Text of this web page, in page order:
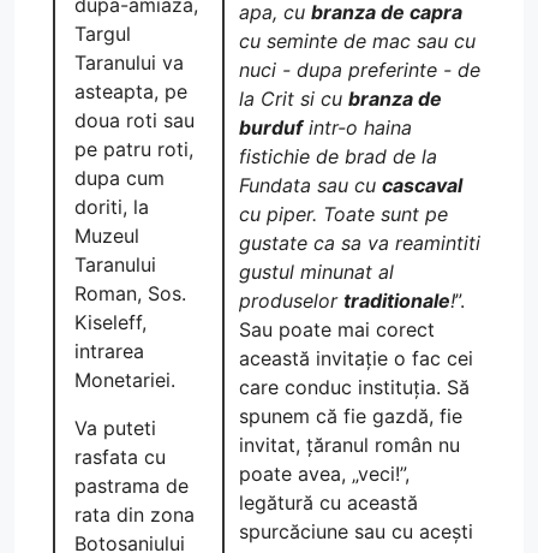
Targul
Taranului va
asteapta, pe
doua roti sau
pe patru roti,
dupa cum
doriti, la
Muzeul
Taranului
Roman, Sos.
Kiseleff,
intrarea
Monetariei.
Va puteti
rasfata cu
pastrama de
rata din zona
Botosaniului
apa, cu branza de capra
cu seminte de mac sau cu
nuci - dupa preferinte - de
la Crit si cu branza de
burdufintr-o haina
fistichie de brad de la
Fundata sau cu cascaval
cu piper. Toate sunt pe
gustate ca sa va reamintiti
gustul minunat al
produselor traditionale!”.
Sau poate mai corect
această invitație o fac cei
care conduc instituția. Să
spunem că fie gazdă, fie
invitat, țăranul român nu
poate avea, „veci!”,
legătură cu această
spurcăciune sau cu acești